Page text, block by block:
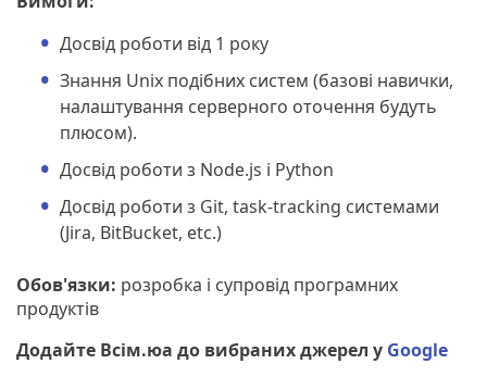
Досвід роботи від 1 року
Знання Unix подібних систем (базові навички,
налаштування серверного оточення будуть
плюсом).
Досвід роботи з Node.js і Python
Досвід роботи з Git, task-tracking системами
(Jira, BitBucket, etc.)
Обов'язки: розробка і супровід програмних
продуктів
Додайте Всім.юа до вибраних джерел у Google